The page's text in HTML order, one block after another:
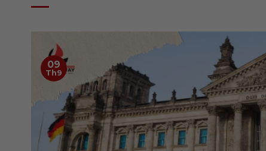
09
Th9